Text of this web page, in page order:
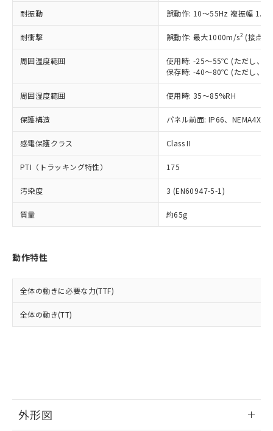
耐振動 誤動作: 10～55Hz 複振幅
耐衝撃 誤動作: 最大1000m/s2 (接点
周囲温度範囲
使用時: -25～55℃ (ただし、氷
保存時: -40～80℃ (ただし、氷
周囲湿度範囲 使用時: 35～85%RH
保護構造 パネル前面: IP66、NEMA4X,
感電保護クラス Class II
PTI（トラッキング特性） 175
汚染度 3 (EN60947-5-1)
質量 約65g
動作特性
全体の動きに必要な力(TTF)
全体の動き(TT)
外形図
記載している更新日時点での社内デー
タに基づき作成されるものであり、閲
覧された時点での実際の在庫および標
準価格とは異なる場合があることをご
正式な納期状況および標準価格はお客
様のお取引先、またはお客様担当のオ
ムロン制御機器販売店・当社販売員に
オムロン制御機器販売店や当社販売拠
販売ネットワーク
」をご確認
ください。
在庫状況および標準価格結果を当社の
事前の承諾なく第三者に漏洩または開
示しないようお願いします。
マイパーツ機能（部品リスト作成サー
ビス）をご利用いただくには、I-Web
メンバーズにご登録されている必要が
および当社の共同利用者が、当社の製
品・サービスに関するお客様との取
をご了承ください。
※当社の共同利用者とは、"個人情報
鉛(Pb) 1000ppm以下、 水銀(Hg) 1000ppm以下、 カド
六価クロム(Cr(Ⅵ)) 1000ppm以下、ポリ臭化ビフェニル
類(PBB) 1000ppm以下、ポリ臭化ジフェニルエーテル類
(PBDE) 1000ppm以下、フタル酸ビス(2-エチルヘキシ
ル) (DEHP)(別名：DOP) 1000ppm以下、フタル酸ブチ
ルベンジル（BBP） 1000ppm以下、フタル酸ジブチル
（DBP） 1000ppm以下、フタル酸ジイソブチル
(DIBP) 1000ppm以下
但し、RoHS指令で産業用監視および制御機器に対する
適用除外項目は除く。
フタル酸エステル類の４物質については閾値を超える意
図的な使用がないことを確認しています。
※2 対応予定月
部品在庫の切り替え状況などにより、予定
月が前後することがあります。
下記の非含有証明書をダウンロードするこ
とができます。
EU RoHS指令（10物質）の非含有証明書
物質の対応では、対応完了までの期間は出
荷製品に未対応品が混在することから備考
*中国RoHS10物質の基準値 (GB/T26572)：
Pb(鉛) :1000ppm、 Hg(水銀) : 1000ppm、 Cd(カドミウ
Cr(Ⅵ)(六価クロム) : 1000ppm、 PBBs(ポリ臭化ビフェ
ニル類) : 1000ppm、 PBDEs(ポリ臭化ジフェニルエーテ
ル) : 1000ppm、
DEHP(フタル酸ビス(2-エチルヘキシル)) : 1000ppm
※2 環境保護使用期限
「ｅ」：有害物質（10物質）のすべてが基
準値以下であることを示します。
「10」：通常の使用状況下において有害物
質が外部に漏えいし、環境に深刻な影響を
及ぼさない年数を意味します。
（以下｢規制貨物等」という）を輸出
または国外への提供する場合は、日本
国政府の輸出許可(または役務取引許
可)を取得するなどの必要な手続きを
当社は規制貨物を破棄する場合は、完
全に破砕するなど、違法に輸出されな
いよう必要な手段を講じます。
当社は貴社製品を、核兵器、ミサイ
ル、化学兵器、生物兵器またはその他
武器並びにこれらの製造装置等に一切
使用いたしません。
当社は、貴社製品を第三者に販売する
場合は、上記1、2および3の内容を当
該第三者に通知します。また当社は、
販売先および販売に係わる関係者が違
法に輸出するおそれがある場合は、取
り引きをいたしません。
○ 一定数以上の在庫あり
△ 一定数には満たないが在庫あり
在庫なし(最新の在庫状況につ
いては、お客様のお取引先、ま
たはお客様担当のオムロン制御
機器販売店・当社販売員にご確
認ください)
受注生産機種、また在庫状況の
情報を公開していない機種